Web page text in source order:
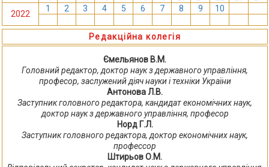
2022
1 2 3 4 5 6 7 8 9 10
Редакційна колегія
Ємельянов В.М.
Головний редактор, доктор наук з державного управління,
професор, заслужений діяч науки і техніки України
Антонова Л.В.
Заступник головного редактора, кандидат економічних наук,
доктор наук з державного управління, професор
Норд Г.Л.
Заступник головного редактора, доктор економічних наук,
профессор
Штирьов О.М.